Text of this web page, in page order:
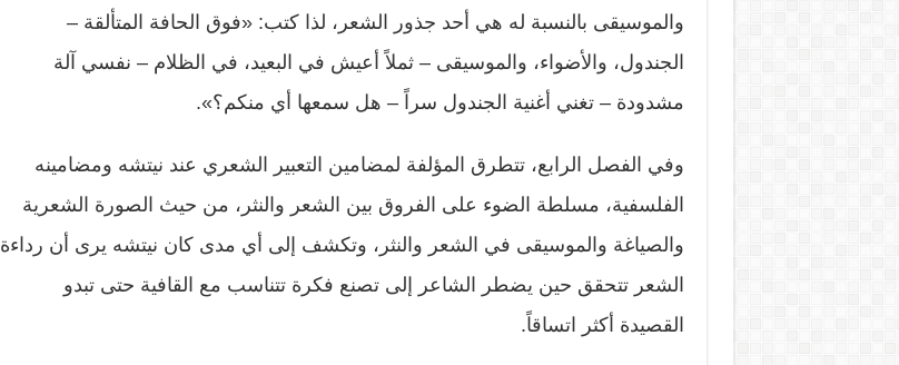
والموسيقى بالنسبة له هي أحد جذور الشعر، لذا كتب: «فوق الحافة المتألقة –
الجندول، والأضواء، والموسيقى – ثملاً أعيش في البعيد، في الظلام – نفسي آلة
مشدودة – تغني أغنية الجندول سراً – هل سمعها أي منكم؟».
وفي الفصل الرابع، تتطرق المؤلفة لمضامين التعبير الشعري عند نيتشه ومضامينه
الفلسفية، مسلطة الضوء على الفروق بين الشعر والنثر، من حيث الصورة الشعرية
والصياغة والموسيقى في الشعر والنثر، وتكشف إلى أي مدى كان نيتشه يرى أن رداءة
الشعر تتحقق حين يضطر الشاعر إلى تصنع فكرة تتناسب مع القافية حتى تبدو
القصيدة أكثر اتساقاً.